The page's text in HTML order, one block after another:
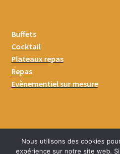
Buffets
Cocktail
Plateaux repas
Repas
Evènementiel sur mesure
Nous utilisons des cookies
expérience sur notre site web.